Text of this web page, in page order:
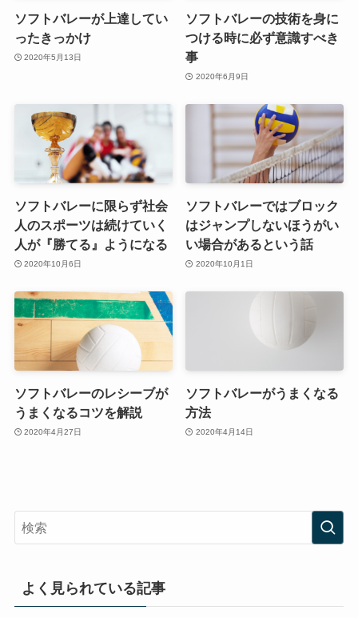
ソフトバレーが上達してい
ったきっかけ
2020年5月13日
ソフトバレーの技術を身に
つける時に必ず意識すべき
事
2020年6月9日
ソフトバレーに限らず社会
人のスポーツは続けていく
人が『勝てる』ようになる
2020年10月6日
ソフトバレーではブロック
はジャンプしないほうがい
い場合があるという話
2020年10月1日
ソフトバレーのレシーブが
うまくなるコツを解説
2020年4月27日
ソフトバレーがうまくなる
方法
2020年4月14日
よく見られている記事